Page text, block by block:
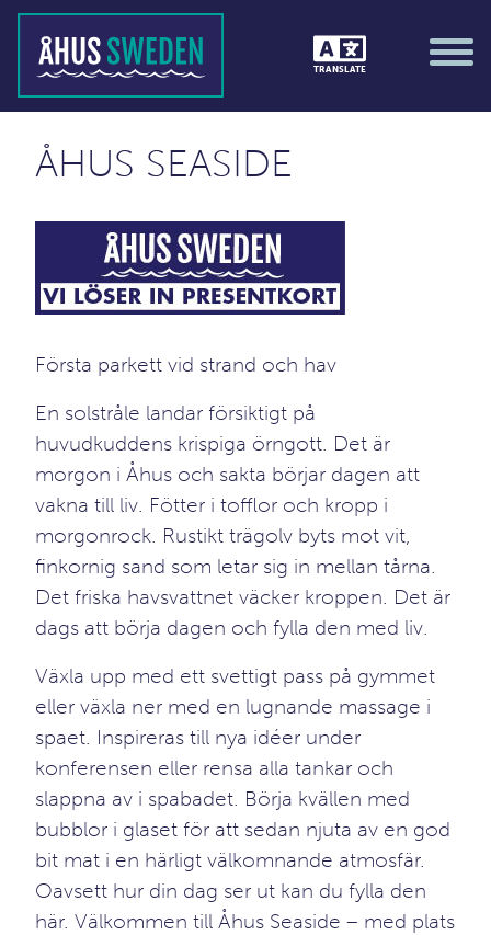
TRANSLATE
ÅHUS SEASIDE
Första parkett vid strand och hav
En solstråle landar försiktigt på
huvudkuddens krispiga örngott. Det är
morgon i Åhus och sakta börjar dagen att
vakna till liv. Fötter i tofflor och kropp i
morgonrock. Rustikt trägolv byts mot vit,
finkornig sand som letar sig in mellan tårna.
Det friska havsvattnet väcker kroppen. Det är
dags att börja dagen och fylla den med liv.
Växla upp med ett svettigt pass på gymmet
eller växla ner med en lugnande massage i
spaet. Inspireras till nya idéer under
konferensen eller rensa alla tankar och
slappna av i spabadet. Börja kvällen med
bubblor i glaset för att sedan njuta av en god
bit mat i en härligt välkomnande atmosfär.
Oavsett hur din dag ser ut kan du fylla den
här. Välkommen till Åhus Seaside – med plats